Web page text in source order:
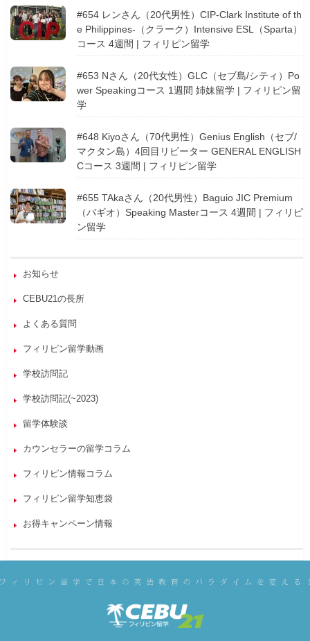
#654 レンさん（20代男性）CIP-Clark Institute of th
e Philippines-（クラーク）Intensive ESL（Sparta）
コース 4週間 | フィリピン留学
#653 Nさん（20代女性）GLC（セブ島/シティ）Po
wer Speakingコース 1週間 姉妹留学 | フィリピン留
学
#648 Kiyoさん（70代男性）Genius English（セブ/
マクタン島）4回目リピーター GENERAL ENGLISH
Cコース 3週間 | フィリピン留学
#655 TAkaさん（20代男性）Baguio JIC Premium
（バギオ）Speaking Masterコース 4週間 | フィリピ
ン留学
お知らせ
CEBU21の長所
よくある質問
フィリピン留学動画
学校訪問記
学校訪問記(~2023)
留学体験談
カウンセラーの留学コラム
フィリピン情報コラム
フィリピン留学知恵袋
お得キャンペーン情報